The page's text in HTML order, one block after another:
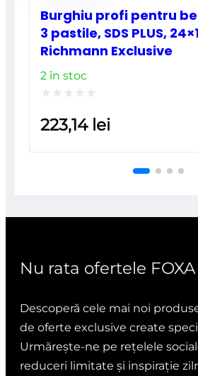
Burghiu profi pentru
3 pastile, SDS PLUS,
Richmann Exclusive
2 în stoc
la
223,14 lei
Nu rata ofertele FOXA
Descoperă cele mai noi
de oferte exclusive create
Urmărește-ne pe rețelele
reduceri limitate și inspirație